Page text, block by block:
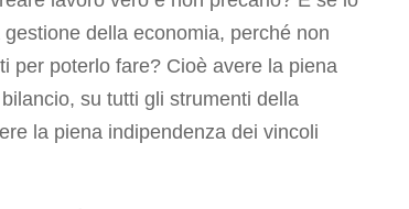
della economia, perché non
per poterlo fare? Cioè avere la piena
su tutti gli strumenti della
la piena indipendenza dei vincoli